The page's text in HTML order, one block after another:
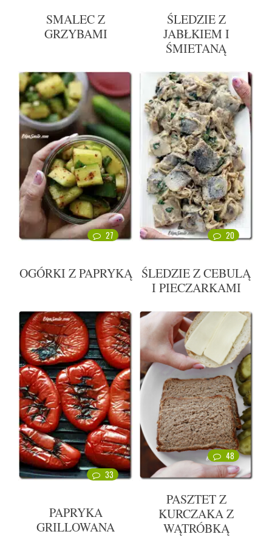
SMALEC Z
GRZYBAMI
ŚLEDZIE Z
JABŁKIEM I
ŚMIETANĄ
27
OGÓRKI Z PAPRYKĄ
20
ŚLEDZIE Z CEBULĄ
I PIECZARKAMI
33
PAPRYKA
GRILLOWANA
48
PASZTET Z
KURCZAKA Z
WĄTRÓBKĄ